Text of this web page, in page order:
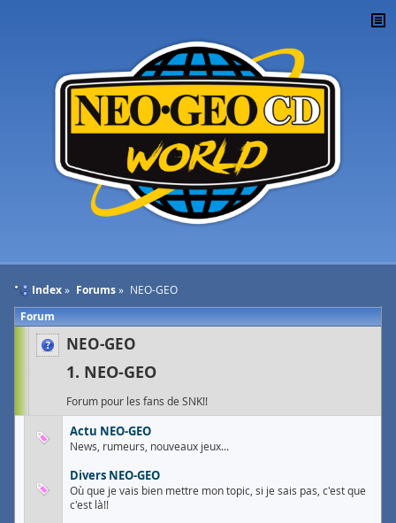
Index Forums NEO-GEO
Forum
NEO-GEO
NEO-GEO
Forum pour les fans de SNK!!
Actu NEO-GEO
News, rumeurs, nouveaux jeux...
Divers NEO-GEO
Où que je vais bien mettre mon topic, si je sais pas, c'est que
c'est là!!